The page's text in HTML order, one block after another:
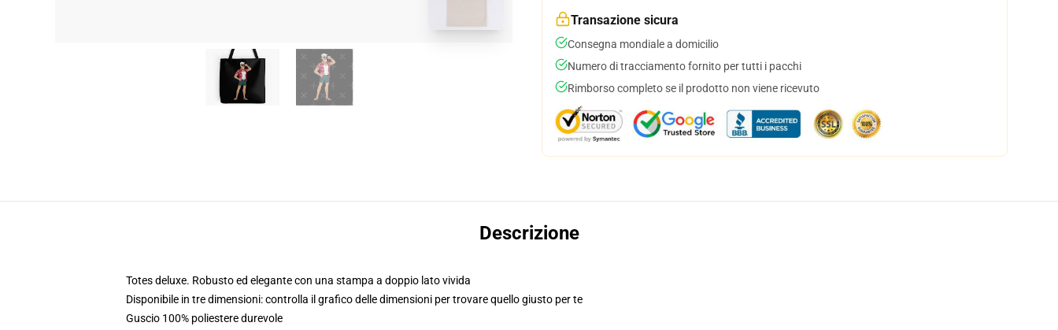
Transazione sicura
Consegna mondiale a domicilio
Numero di tracciamento fornito per tutti i pacchi
Rimborso completo se il prodotto non viene ricevuto
Descrizione
Totes deluxe. Robusto ed elegante con una stampa a doppio lato vivida
Disponibile in tre dimensioni: controlla il grafico delle dimensioni per trovare quello giusto per te
Guscio 100% poliestere durevole